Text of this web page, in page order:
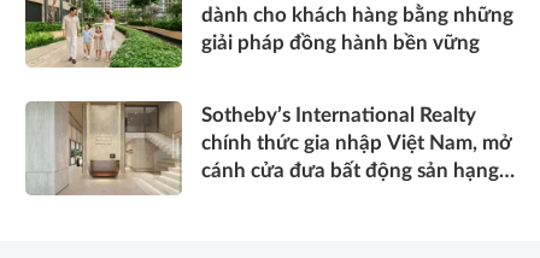
dành cho khách hàng bằng những
giải pháp đồng hành bền vững
Sotheby’s International Realty
chính thức gia nhập Việt Nam, mở
cánh cửa đưa bất động sản hạng